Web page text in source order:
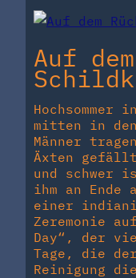
Auf
Hochsommer
mitten in den
Männer
Äxten
und schwer
ihm an Ende
einer
Zeremonie
Day“, der
Tage, die
Reinigung